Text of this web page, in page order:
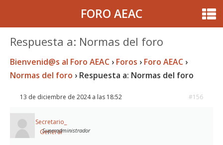
FORO AEAC
Respuesta a: Normas del foro
Bienvenid@s al Foro AEAC › Foros › Foro AEAC ›
Normas del foro › Respuesta a: Normas del foro
13 de diciembre de 2024 a las 18:52 #156
Secretario_
General
Superadministrador